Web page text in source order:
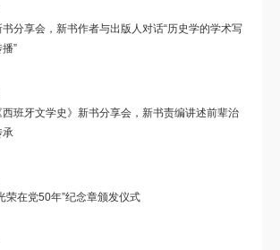
书分享会，新书作者与出版人对话“历史学的学术写
”
西班牙文学史》新书分享会，新书责编讲述前辈治
承
荣在党50年”纪念章颁发仪式